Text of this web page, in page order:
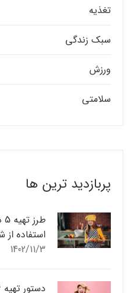
تغذیه
سبک زندگی
ورزش
سلامتی
پربازدید ترین ها
استفاده از
1402/11/3